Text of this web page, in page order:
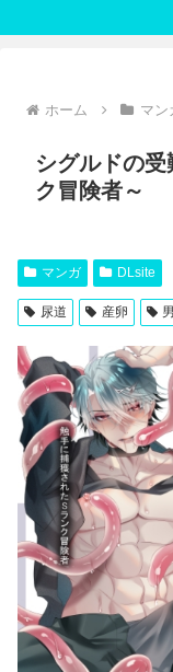
ホーム マン
シグルドの
ク冒険者～
マンガ DLsite
尿道 産卵